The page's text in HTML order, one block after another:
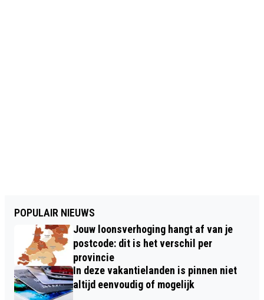
POPULAIR NIEUWS
Jouw loonsverhoging hangt af van je
postcode: dit is het verschil per
provincie
In deze vakantielanden is pinnen niet
altijd eenvoudig of mogelijk